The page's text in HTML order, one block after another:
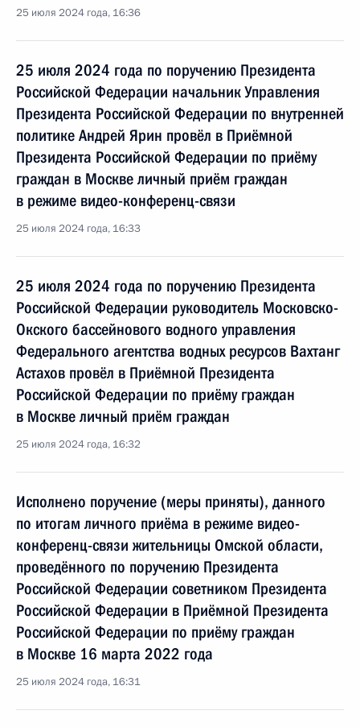
25 июля 2024 года, 16:36
25 июля 2024 года по поручению Президента
Российской Федерации начальник Управления
Президента Российской Федерации по внутренней
политике Андрей Ярин провёл в Приёмной
Президента Российской Федерации по приёму
граждан в Москве личный приём граждан
в режиме видео-конференц-связи
25 июля 2024 года, 16:33
25 июля 2024 года по поручению Президента
Российской Федерации руководитель Московско-
Окского бассейнового водного управления
Федерального агентства водных ресурсов Вахтанг
Астахов провёл в Приёмной Президента
Российской Федерации по приёму граждан
в Москве личный приём граждан
25 июля 2024 года, 16:32
Исполнено поручение (меры приняты), данного
по итогам личного приёма в режиме видео-
конференц-связи жительницы Омской области,
проведённого по поручению Президента
Российской Федерации советником Президента
Российской Федерации в Приёмной Президента
Российской Федерации по приёму граждан
в Москве 16 марта 2022 года
25 июля 2024 года, 16:31